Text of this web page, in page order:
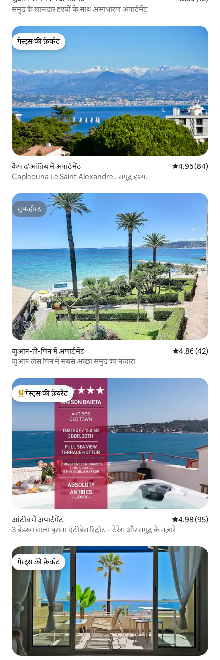
समुद्र के शानदार दृश्यों के साथ असाधारण अपार्टमेंट
गेस्ट्स की फ़ेवरेट
गेस्ट्स की फ़ेवरेट
कैप द'आंतिब में अपार्टमेंट औसत रेटिंग 5 में
4.95 (84)
Capleouna Le Saint Alexandre . समुद्र दृश्य.
सुपरहोस्ट
सुपरहोस्ट
जुआन-ले-पिन में अपार्टमेंट औसत रेटिंग 5 में
4.86 (42)
जुआन लेस पिन में सबसे अच्छा समुद्र का नज़ारा
गेस्ट्स का टॉप फ़ेवरेट
गेस्ट्स की फ़ेवरेट
आंटीब में अपार्टमेंट औसत रेटिंग 5 में
4.98 (95)
3 बेडरूम वाला पुराना एंटीबेस रिट्रीट – टेरेस और समुद्र के नज़ारे
गेस्ट्स की फ़ेवरेट
गेस्ट्स की फ़ेवरेट